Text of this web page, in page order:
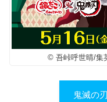
© 吾峠呼世晴/集
鬼滅の